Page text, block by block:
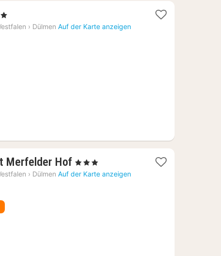
› Dülmen Auf der Karte anzeigen
Merfelder Hof 1
Nacht
, 3 Sterne
› Dülmen Auf der Karte anzeigen